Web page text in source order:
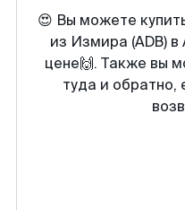
😍 Вы можете
из Измира (ADB)
цене🙌. Также вы
туда и обратно,